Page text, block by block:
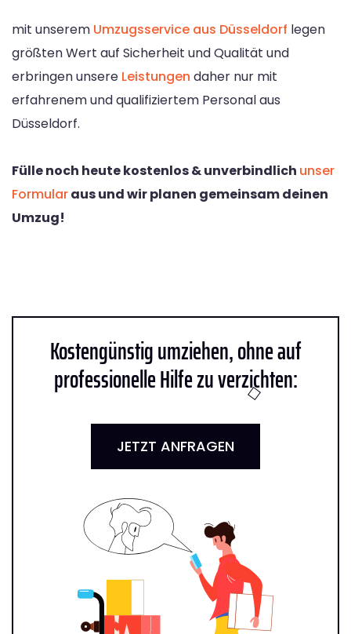
mit unserem Umzugsservice aus Düsseldorf legen
größten Wert auf Sicherheit und Qualität und
erbringen unsere Leistungen daher nur mit
erfahrenem und qualifiziertem Personal aus
Düsseldorf.
Fülle noch heute kostenlos & unverbindlich unser
Formularaus und wir planen gemeinsam deinen
Umzug!
Kostengünstig umziehen, ohne auf
professionelle Hilfe zu verzichten:
JETZT ANFRAGEN